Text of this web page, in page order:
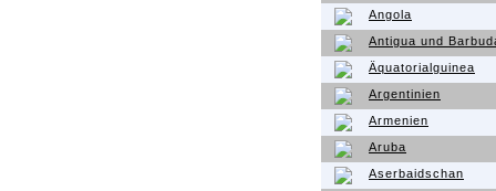
Angola
Antigua und
Äquatorialguinea
Argentinien
Armenien
Aruba
Aserbaidschan